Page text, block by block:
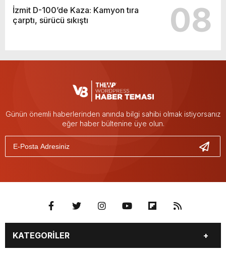
İzmit D-100’de Kaza: Kamyon tıra
çarptı, sürücü sıkıştı
08
Günün önemli haberlerinden anında bilgi sahibi olmak istiyorsanız
eğer haber bültenine üye olun.
KATEGORİLER